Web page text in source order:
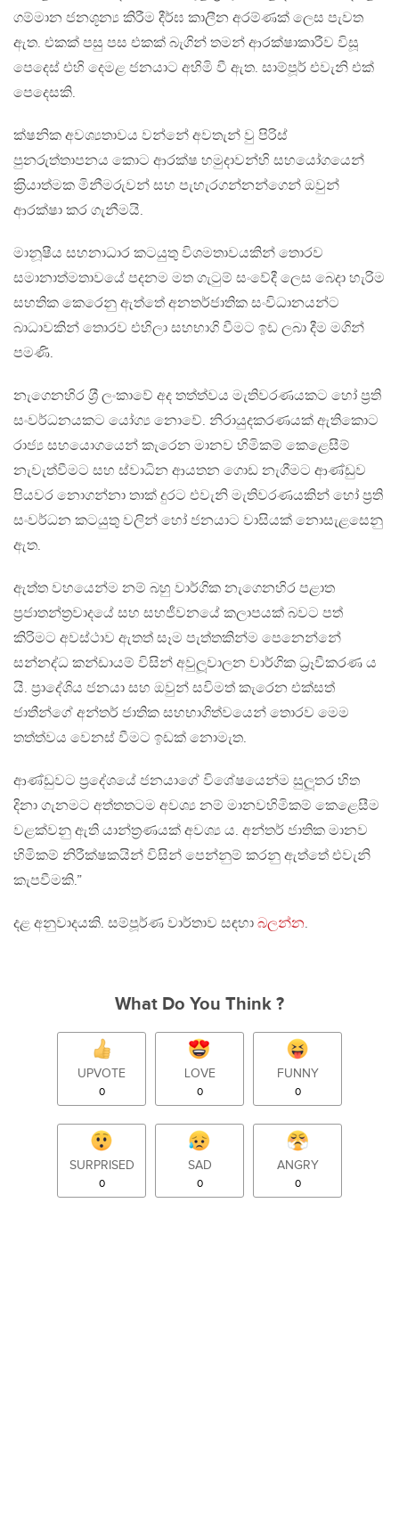
ගම්මාන ජනශූන්‍ය කිරීම දීර්ඝ කාලීන අරම්ණක් ලෙස පැවත
ඇත. එකක් පසු පස එකක් බැගින් තමන් ආරක්ෂාකාරීව විසූ
පෙදෙස් එහි දෙමළ ජනයාට අහිමි වී ඇත. සාම්පූර් එවැනි එක්
පෙදෙසකි.
ක්ෂනික අවශ්‍යතාවය වන්නේ අවතැන් වු පිරිස්
පුනරුත්තාපනය කොට ආරක්ෂ හමුදාවන්හි සහයෝගයෙන්
ක‍්‍රියාත්මක මිනීමරුවන් සහ පැහැරගන්නන්ගෙන් ඔවුන්
ආරක්ෂා කර ගැනීමයි.
මානූෂීය සහනාධාර කටයුතු විශමතාවයකින් තොරව
සමානාත්මතාවයේ පදනම මත ගැටුම් සංවේදී ලෙස බෙදා හැරිම
සහතික කෙරෙනු ඇත්තේ අනතර්ජාතික සංවිධානයන්ට
බාධාවකින් තොරව එහිලා සහභාගි වීමට ඉඩ ලබා දීම මගින්
පමණි.
නැගෙනහිර ශ‍්‍රී ලංකාවේ අද තත්ත්වය මැතිවරණයකට හෝ ප‍්‍රති
සංවර්ධනයකට යෝග්‍ය නොවේ. නිරායුදකරණයක් ඇතිකොට
රාජ්‍ය සහයොගයෙන් කැරෙන මානව හිමිකම් කෙළෙසීම්
නැවැත්වීමට සහ ස්වාධින ආයතන ගොඩ නැගීමට ආණ්ඩුව
පියවර නොගන්නා තාක් දුරට එවැනි මැතිවරණයකින් හෝ ප‍්‍රති
සංවර්ධන කටයුතු වලින් හෝ ජනයාට වාසියක් නොසැළසෙනු
ඇත.
ඇත්ත වහයෙන්ම නම් බහු වාර්ගික නැගෙනහිර පළාත
ප‍්‍රජාතන්ත‍්‍රවාදයේ සහ සහජීවනයේ කලාපයක් බවට පත්
කිරිමට අවස්ථාව ඇතත් සෑම පැත්තකින්ම පෙනෙන්නේ
සන්නද්ධ කන්ඩායම් විසින් අවුලූවාලන වාර්ගික ධ‍්‍රෑවීකරණ ය
යි. ප‍්‍රාදේශිය ජනයා සහ ඔවුන් සවිමත් කැරෙන එක්සත්
ජාතීන්ගේ අන්තර් ජාතික සහභාගිත්වයෙන් තොරව මෙම
තත්ත්වය වෙනස් වීමට ඉඩක් නොමැත.
ආණ්ඩුවට ප‍්‍රදේශයේ ජනයාගේ විශේෂයෙන්ම සුලූතර හිත
දිනා ගැනමට අත්තතටම අවශ්‍ය නම් මානවහිමිකම් කෙළෙසීම
වළක්වනු ඇති යාන්ත‍්‍රණයක් අවශ්‍ය ය. අන්තර් ජාතික මානව
හිමිකම් නිරීක්ෂකයින් විසින් පෙන්නුම් කරනු ඇත්තේ එවැනි
කැපවීමකි.”
දළ අනුවාදයකි. සම්පූර්ණ වාර්තාව සඳහා බලන්න.
What Do You Think ?
UPVOTE
0
LOVE
0
FUNNY
0
SURPRISED
0
SAD
0
ANGRY
0